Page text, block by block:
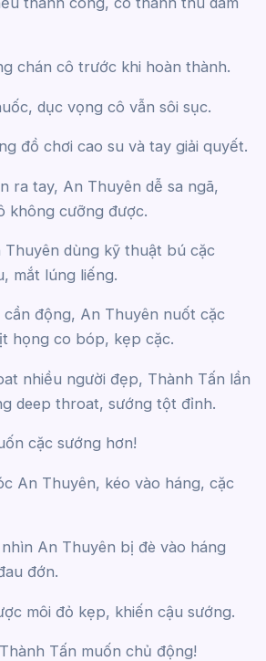
chán cô trước khi hoàn thành.
dục vọng cô vẫn sôi sục.
đồ chơi cao su và tay giải quyết.
ra tay, An Thuyên dễ sa ngã,
không cưỡng được.
dùng kỹ thuật bú cặc
mắt lúng liếng.
động, An Thuyên nuốt cặc
họng co bóp, kẹp cặc.
nhiều người đẹp, Thành Tấn lần
deep throat, sướng tột đỉnh.
cặc sướng hơn!
An Thuyên, kéo vào háng, cặc
An Thuyên bị đè vào háng
đớn.
môi đỏ kẹp, khiến cậu sướng.
Tấn muốn chủ động!